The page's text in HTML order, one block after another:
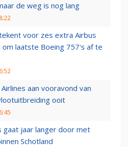
de weg is nog lang
voor zes extra Airbus
om laatste Boeing 757's af te
Airlines aan vooravond van
ooit
gaat jaar langer door met
Schotland